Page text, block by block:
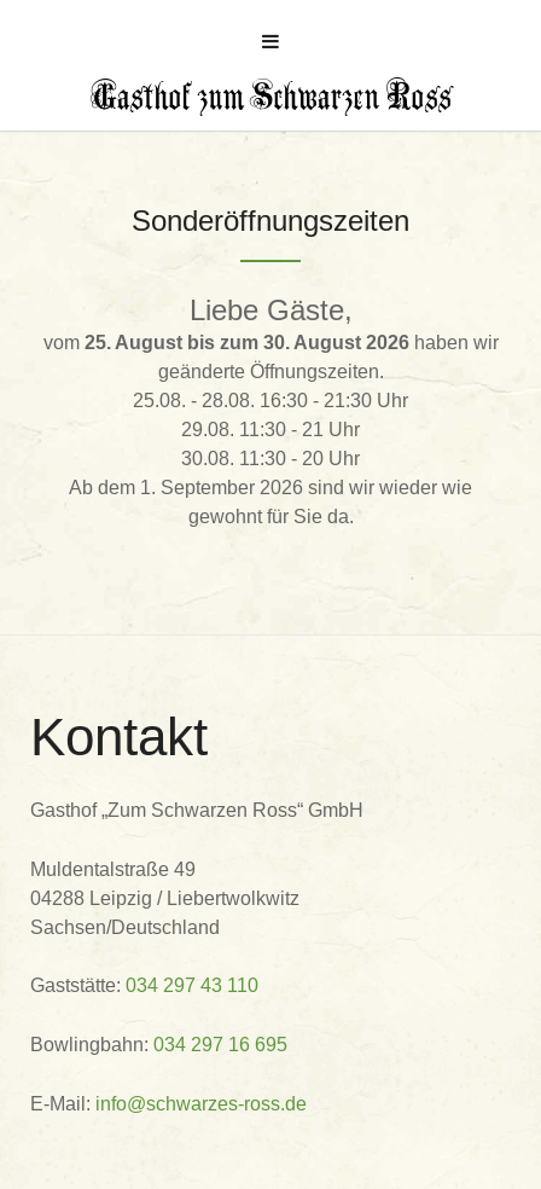
Gasthof zum Schwarzen Ross
Sonderöffnungszeiten
Liebe Gäste,
vom 25. August bis zum 30. August 2026 haben wir
geänderte Öffnungszeiten.
25.08. - 28.08. 16:30 - 21:30 Uhr
29.08. 11:30 - 21 Uhr
30.08. 11:30 - 20 Uhr
Ab dem 1. September 2026 sind wir wieder wie
gewohnt für Sie da.
Kontakt
Gasthof „Zum Schwarzen Ross“ GmbH
Muldentalstraße 49
04288 Leipzig / Liebertwolkwitz
Sachsen/Deutschland
Gaststätte: 034 297 43 110
Bowlingbahn: 034 297 16 695
E-Mail: info@schwarzes-ross.de